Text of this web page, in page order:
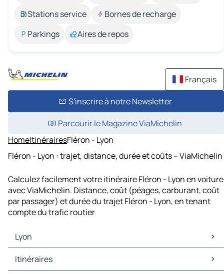
Stations service
Bornes de recharge
Parkings
Aires de repos
Français
S'inscrire à notre Newsletter
Parcourir le Magazine ViaMichelin
HomeItinérairesFléron - Lyon
Fléron - Lyon : trajet, distance, durée et coûts – ViaMichelin
Calculez facilement votre itinéraire Fléron - Lyon en voiture
avec ViaMichelin. Distance, coût (péages, carburant, coût
par passager) et durée du trajet Fléron - Lyon, en tenant
compte du trafic routier
Lyon
Lyon Cartes et plans
Lyon Trafic
Itinéraires